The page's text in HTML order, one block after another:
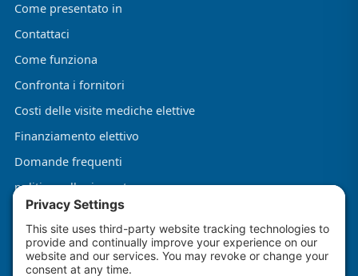
Come presentato in
Contattaci
Come funziona
Confronta i fornitori
Costi delle visite mediche elettive
Finanziamento elettivo
Domande frequenti
politica sulla riservatezza
Termini e condizioni
Informativa sui cookie